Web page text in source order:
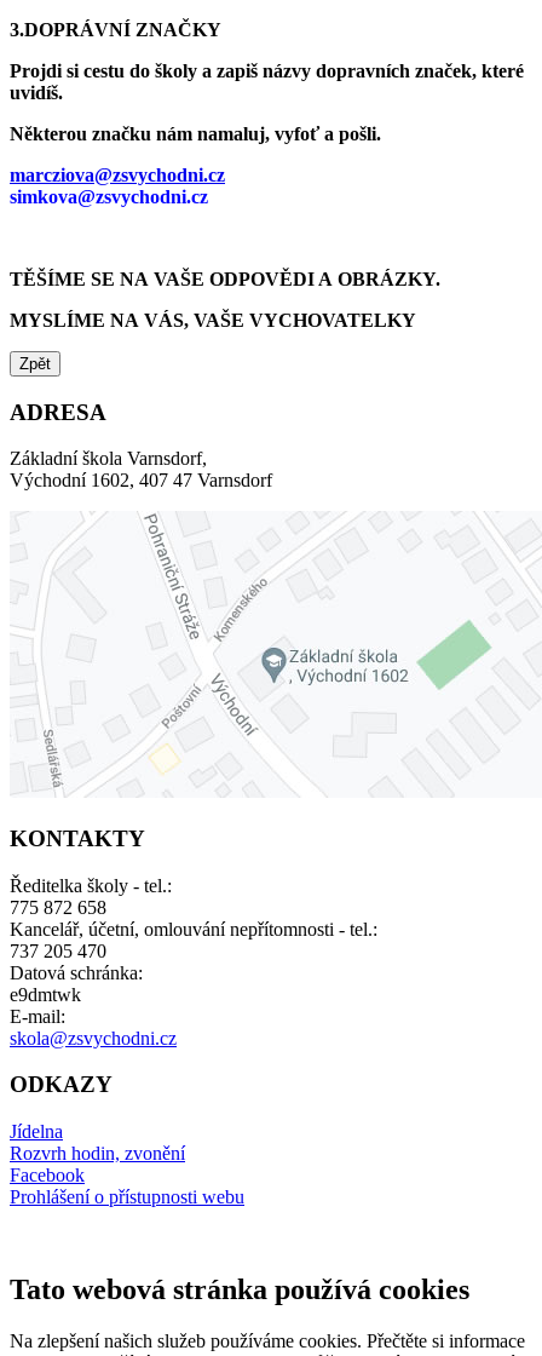
3.DOPRÁVNÍ ZNAČKY
Projdi si cestu do školy a zapiš názvy dopravních značek, které
uvidíš.
Některou značku nám namaluj, vyfoť a pošli.
marcziova@zsvychodni.cz
simkova@zsvychodni.cz
TĚŠÍME SE NA VAŠE ODPOVĚDI A OBRÁZKY.
MYSLÍME NA VÁS, VAŠE VYCHOVATELKY
Zpět
ADRESA
Základní škola Varnsdorf,
Východní 1602, 407 47 Varnsdorf
KONTAKTY
Ředitelka školy - tel.:
775 872 658
Kancelář, účetní, omlouvání nepřítomnosti - tel.:
737 205 470
Datová schránka:
e9dmtwk
E-mail:
skola@zsvychodni.cz
ODKAZY
Jídelna
Rozvrh hodin, zvonění
Facebook
Prohlášení o přístupnosti webu
Tato webová stránka používá cookies
Na zlepšení našich služeb používáme cookies. Přečtěte si informace